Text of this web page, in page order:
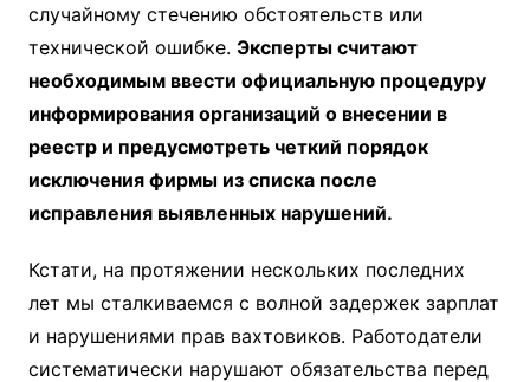
случайному стечению обстоятельств или
технической ошибке. Эксперты считают
необходимым ввести официальную процедуру
информирования организаций о внесении в
реестр и предусмотреть четкий порядок
исключения фирмы из списка после
исправления выявленных нарушений.
Кстати, на протяжении нескольких последних
лет мы сталкиваемся с волной задержек зарплат
и нарушениями прав вахтовиков. Работодатели
систематически нарушают обязательства перед